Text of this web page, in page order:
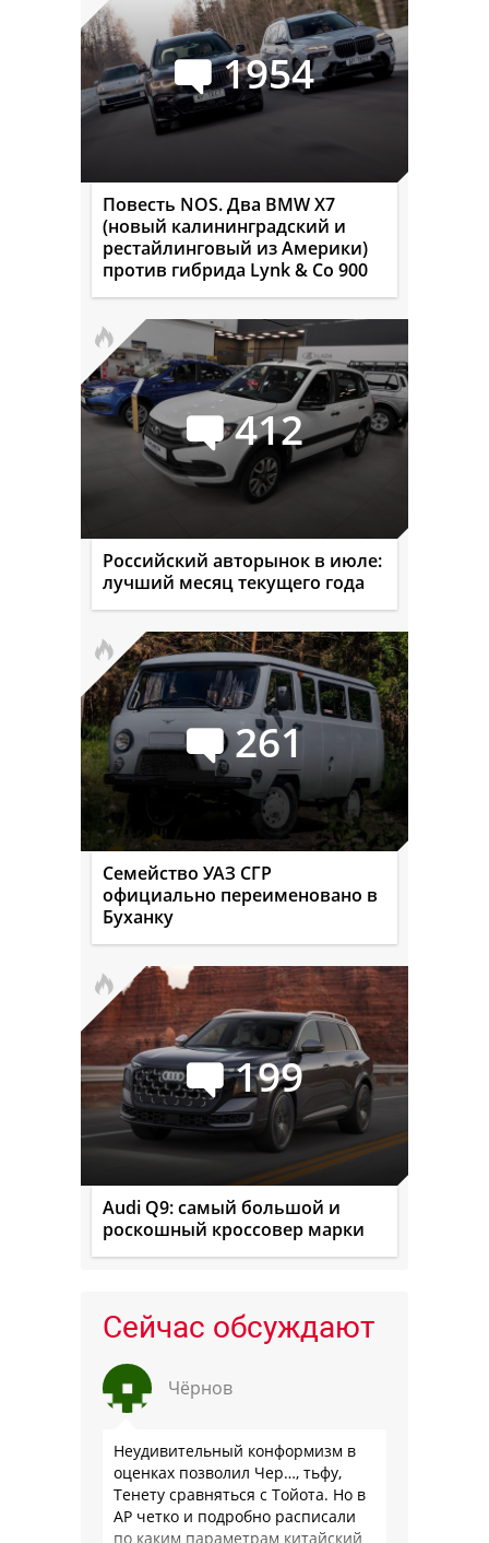
1954
Повесть NOS. Два BMW X7
(новый калининградский и
рестайлинговый из Америки)
против гибрида Lynk & Co 900
412
Российский авторынок в июле:
лучший месяц текущего года
261
Семейство УАЗ СГР
официально переименовано в
Буханку
199
Audi Q9: самый большой и
роскошный кроссовер марки
Сейчас обсуждают
Чёрнов
Неудивительный конформизм в
оценках позволил Чер…, тьфу,
Тенету сравняться с Тойота. Но в
АР четко и подробно расписали
по каким параметрам китайский